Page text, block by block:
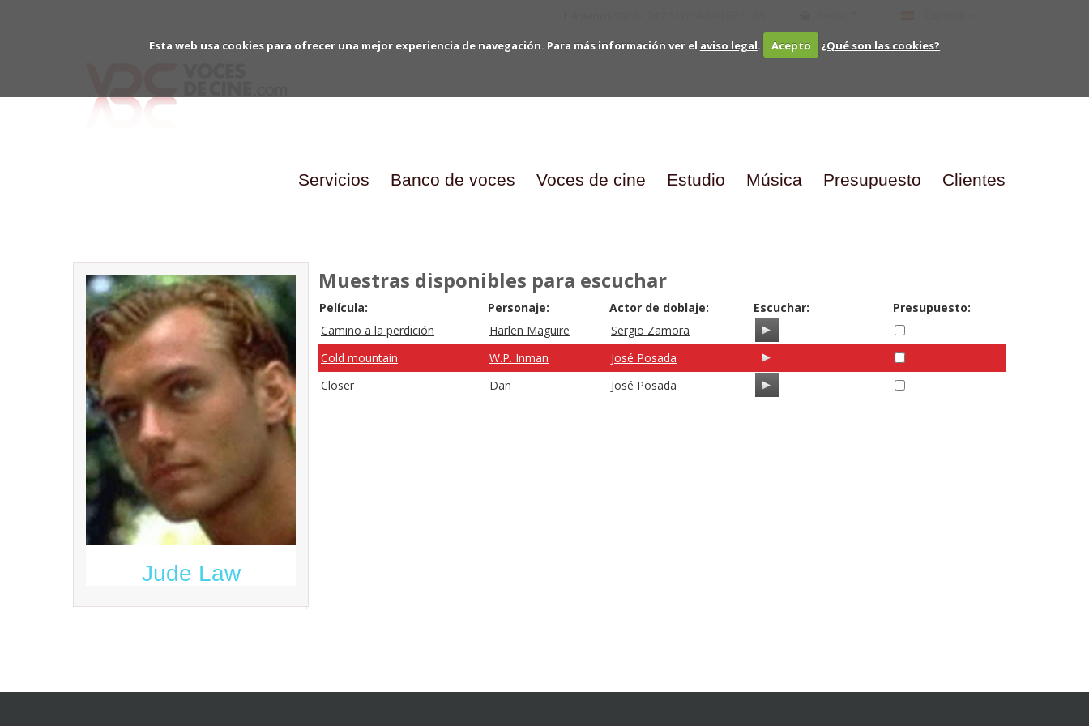
Esta web usa cookies para ofrecer una mejor experiencia de navegación. Para más información ver el aviso legal. Acepto ¿Qué son las cookies?
Servicios Banco de voces Voces de cine Estudio Música Presupuesto Clientes
Jude Law
Muestras disponibles para escuchar
Película: Personaje: Actor de doblaje: Escuchar:
Presupuesto:
Camino a la perdición
Harlen Maguire
Sergio Zamora
Cold mountain
W.P. Inman
José Posada
Closer
Dan José Posada